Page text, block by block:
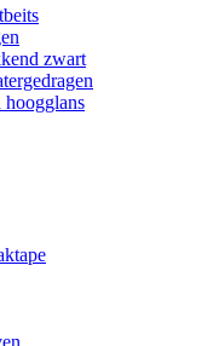
zwart
hoogglans